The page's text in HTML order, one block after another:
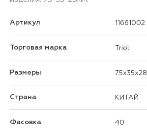
Артикул 11661002
Торговая марка Triol
Размеры 75x35x28
Страна КИТАЙ
Фасовка 40